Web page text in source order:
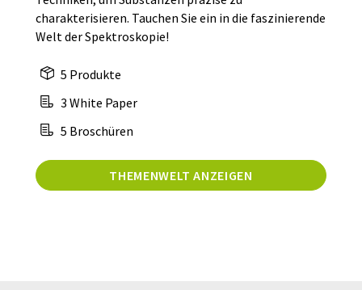
charakterisieren. Tauchen Sie ein in die faszinierende
Welt der Spektroskopie!
5 Produkte
3 White Paper
5 Broschüren
THEMENWELT ANZEIGEN